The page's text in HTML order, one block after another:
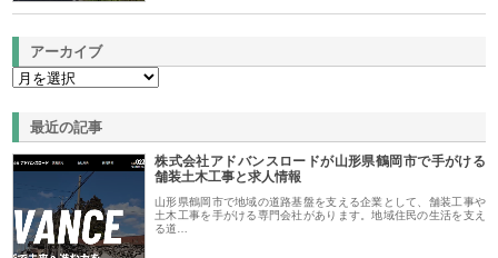
アーカイブ
最近の記事
株式会社アドバンスロードが山形県鶴岡市で手がける
舗装土木工事と求人情報
山形県鶴岡市で地域の道路基盤を支える企業として、舗装工事や
土木工事を手がける専門会社があります。地域住民の生活を支え
る道…